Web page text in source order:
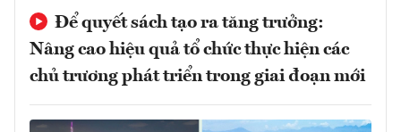
Để quyết sách tạo ra tăng trưởng:
Nâng cao hiệu quả tổ chức thực hiện các
chủ trương phát triển trong giai đoạn mới